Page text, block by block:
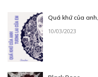
Quá khứ của
10/03/2023